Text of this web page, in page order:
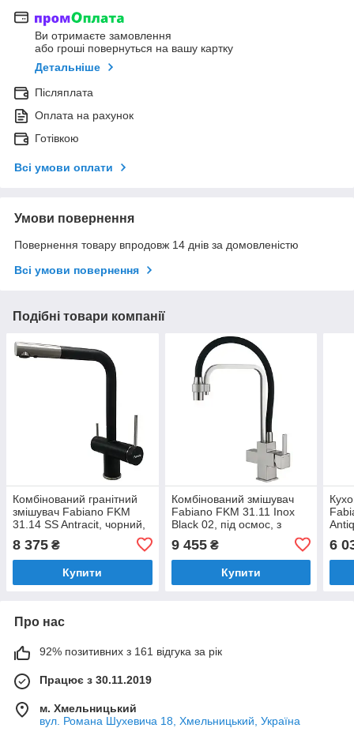
Ви отримаєте замовлення
або гроші повернуться на вашу картку
Детальніше
Післяплата
Оплата на рахунок
Готівкою
Всі умови оплати
Умови повернення
Повернення товару впродовж 14 днів за домовленістю
Всі умови повернення
Подібні товари компанії
Комбінований гранітний
змішувач Fabiano FKM
31.14 SS Antracit, чорний,
під осмос (8231.401.0776)
8 375 ₴
Купити
Комбінований змішувач
Fabiano FKM 31.11 Inox
Black 02, під осмос, з
(8231.403.0855)
9 455₴
Купити
6
Про нас
92% позитивних з 161 відгука за рік
Працює з 30.11.2019
м. Хмельницький
вул. Романа Шухевича 18, Хмельницький, Україна